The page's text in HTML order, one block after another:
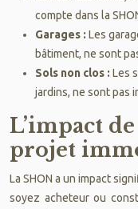
compte dans la
Garages : Les
bâtiment, ne sont
Sols non clos : Les
jardins, ne sont pas
L’impact
projet
La SHON a un impact
soyez acheteur ou